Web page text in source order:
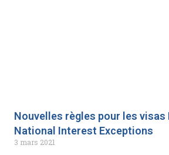
Nouvelles règles pour les visas
National Interest Exceptions
3 mars 2021